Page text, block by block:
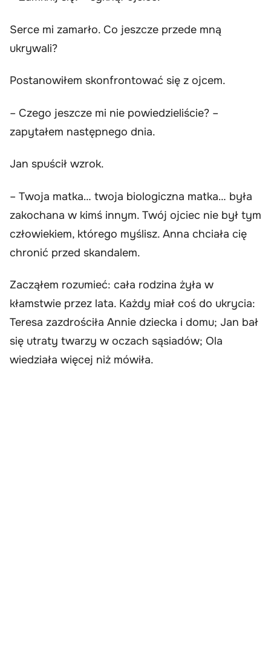
Serce mi zamarło. Co jeszcze przede mną
ukrywali?
Postanowiłem skonfrontować się z ojcem.
– Czego jeszcze mi nie powiedzieliście? –
zapytałem następnego dnia.
Jan spuścił wzrok.
– Twoja matka… twoja biologiczna matka… była
zakochana w kimś innym. Twój ojciec nie był tym
człowiekiem, którego myślisz. Anna chciała cię
chronić przed skandalem.
Zacząłem rozumieć: cała rodzina żyła w
kłamstwie przez lata. Każdy miał coś do ukrycia:
Teresa zazdrościła Annie dziecka i domu; Jan bał
się utraty twarzy w oczach sąsiadów; Ola
wiedziała więcej niż mówiła.